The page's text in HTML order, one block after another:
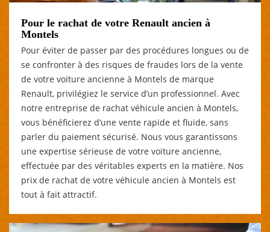
Pour le rachat de votre Renault ancien à
Montels
Pour éviter de passer par des procédures longues ou de
se confronter à des risques de fraudes lors de la vente
de votre voiture ancienne à Montels de marque
Renault, privilégiez le service d’un professionnel. Avec
notre entreprise de rachat véhicule ancien à Montels,
vous bénéficierez d’une vente rapide et fluide, sans
parler du paiement sécurisé. Nous vous garantissons
une expertise sérieuse de votre voiture ancienne,
effectuée par des véritables experts en la matière. Nos
prix de rachat de votre véhicule ancien à Montels est
tout à fait attractif.